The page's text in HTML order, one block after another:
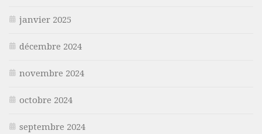
janvier 2025
décembre 2024
novembre 2024
octobre 2024
septembre 2024